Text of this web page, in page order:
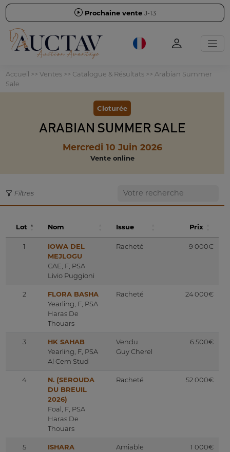
Prochaine vente J-13
Accueil >> Ventes>> Catalogue & Résultats>> Arabian Summer
Sale
Cloturée
ARABIAN SUMMER SALE
Mercredi 10 Juin 2026
Vente online
Filtres
Lot Nom Issue Prix
1
IOWA DEL
MEJLOGU
CAE, F, PSA
Livio Puggioni
Racheté 9 000€
2
FLORA BASHA
Yearling, F, PSA
Haras De
Thouars
Racheté 24 000€
3
HK SAHAB
Yearling, F, PSA
Al Cem Stud
Vendu
Guy Cherel
6 500€
4
N. (SEROUDA
DU BREUIL
2026)
Foal, F, PSA
Haras De
Thouars
Racheté 52 000€
5
ISHARA
Amiable
1 000€